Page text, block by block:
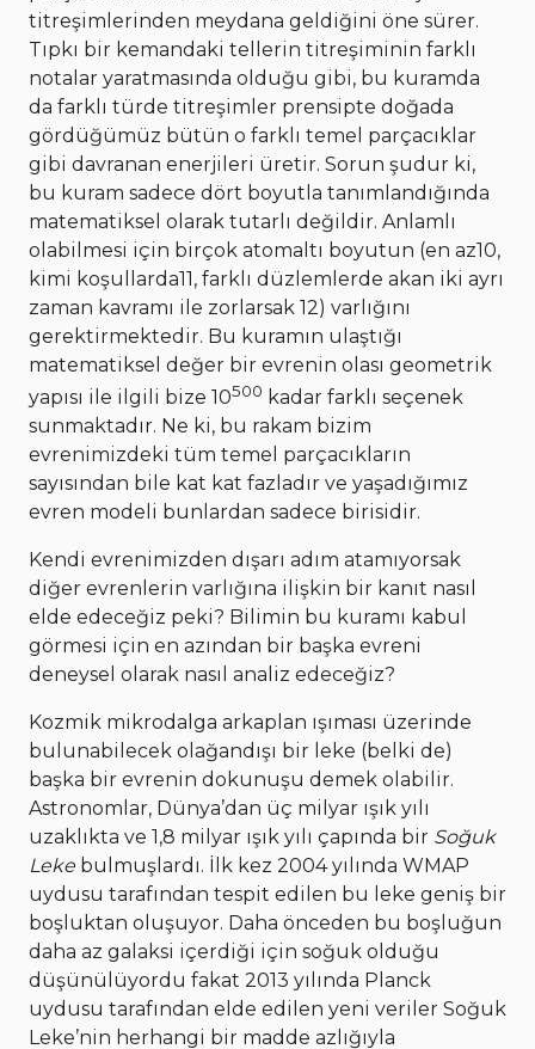
titreşimlerinden meydana geldiğini öne sürer.
Tıpkı bir kemandaki tellerin titreşiminin farklı
notalar yaratmasında olduğu gibi, bu kuramda
da farklı türde titreşimler prensipte doğada
gördüğümüz bütün o farklı temel parçacıklar
gibi davranan enerjileri üretir. Sorun şudur ki,
bu kuram sadece dört boyutla tanımlandığında
matematiksel olarak tutarlı değildir. Anlamlı
olabilmesi için birçok atomaltı boyutun (en az10,
kimi koşullarda11, farklı düzlemlerde akan iki ayrı
zaman kavramı ile zorlarsak 12) varlığını
gerektirmektedir. Bu kuramın ulaştığı
matematiksel değer bir evrenin olası geometrik
yapısı ile ilgili bize 10500 kadar farklı seçenek
sunmaktadır. Ne ki, bu rakam bizim
evrenimizdeki tüm temel parçacıkların
sayısından bile kat kat fazladır ve yaşadığımız
evren modeli bunlardan sadece birisidir.
Kendi evrenimizden dışarı adım atamıyorsak
diğer evrenlerin varlığına ilişkin bir kanıt nasıl
elde edeceğiz peki? Bilimin bu kuramı kabul
görmesi için en azından bir başka evreni
deneysel olarak nasıl analiz edeceğiz?
Kozmik mikrodalga arkaplan ışıması üzerinde
bulunabilecek olağandışı bir leke (belki de)
başka bir evrenin dokunuşu demek olabilir.
Astronomlar, Dünya’dan üç milyar ışık yılı
uzaklıkta ve 1,8 milyar ışık yılı çapında bir Soğuk
Lekebulmuşlardı. İlk kez 2004 yılında WMAP
uydusu tarafından tespit edilen bu leke geniş bir
boşluktan oluşuyor. Daha önceden bu boşluğun
daha az galaksi içerdiği için soğuk olduğu
düşünülüyordu fakat 2013 yılında Planck
uydusu tarafından elde edilen yeni veriler Soğuk
Leke’nin herhangi bir madde azlığıyla